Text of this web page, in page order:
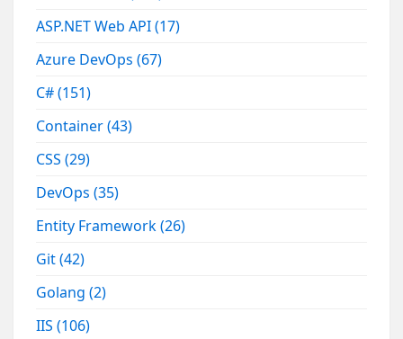
ASP.NET Web API(17)
Azure DevOps(67)
C#(151)
Container(43)
CSS(29)
DevOps(35)
Entity Framework(26)
Git(42)
Golang(2)
IIS(106)